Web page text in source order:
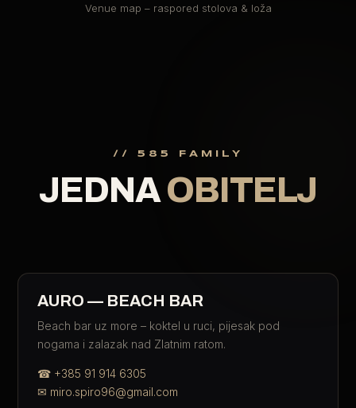
Venue map – raspored stolova & loža
// 585 FAMILY
JEDNAOBITELJ
AURO — BEACH BAR
Beach bar uz more – koktel u ruci, pijesak pod
nogama i zalazak nad Zlatnim ratom.
☎ +385 91 914 6305
✉ miro.spiro96@gmail.com